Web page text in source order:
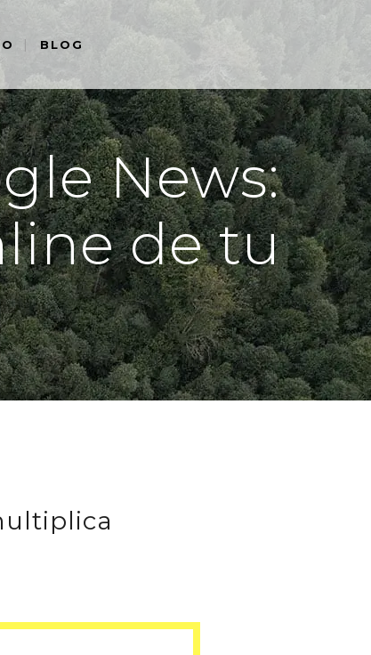
BLOG
News:
de tu